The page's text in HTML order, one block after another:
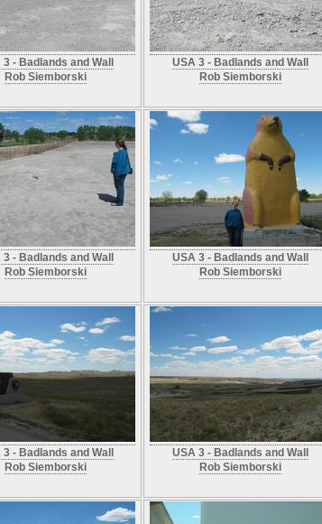
3 - Badlands and Wall
Rob Siemborski
USA 3 - Badlands and Wall
Rob Siemborski
3 - Badlands and Wall
Rob Siemborski
USA 3 - Badlands and Wall
Rob Siemborski
3 - Badlands and Wall
Rob Siemborski
USA 3 - Badlands and Wall
Rob Siemborski